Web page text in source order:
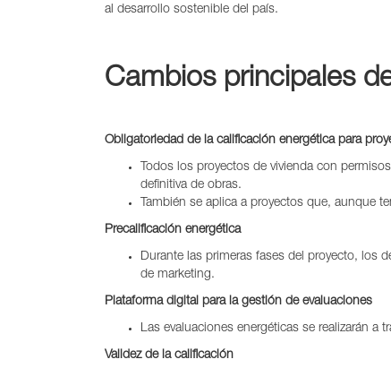
al desarrollo sostenible del país.
Cambios principales
Obligatoriedad de la calificación energética para
Todos los proyectos de vivienda con
definitiva de obras.
También se aplica a proyectos que, aunque
Precalificación energética
Durante las primeras fases del proyecto, los
de marketing.
Plataforma digital para la gestión de evaluaciones
Las evaluaciones energéticas se realizarán a
Validez de la calificación